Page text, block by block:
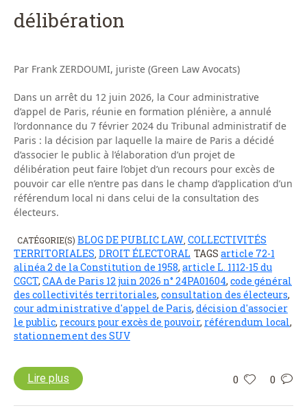
délibération
Par Frank ZERDOUMI, juriste (Green Law Avocats)
Dans un arrêt du 12 juin 2026, la Cour administrative
d’appel de Paris, réunie en formation plénière, a annulé
l’ordonnance du 7 février 2024 du Tribunal administratif de
Paris : la décision par laquelle la maire de Paris a décidé
d’associer le public à l’élaboration d’un projet de
délibération peut faire l’objet d’un recours pour excès de
pouvoir car elle n’entre pas dans le champ d’application d’un
référendum local ni dans celui de la consultation des
électeurs.
CATÉGORIE(S) BLOG DE PUBLIC LAW COLLECTIVITÉS
TERRITORIALES DROIT ÉLECTORAL TAGS article 72-1
alinéa 2 de la Constitution de 1958, article L. 1112-15 du
CGCT, CAA de Paris 12 juin 2026 n° 24PA01604, code général
des collectivités territoriales, consultation des électeurs,
cour administrative d'appel de Paris, décision d'associer
le public, recours pour excès de pouvoir, référendum local,
stationnement des SUV
0 0
Lire plus